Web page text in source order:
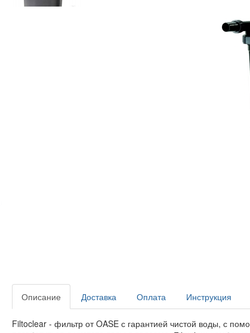
Описание Доставка Оплата Инструкция
Filtoclear - фильтр от OASE с гарантией чистой воды, с